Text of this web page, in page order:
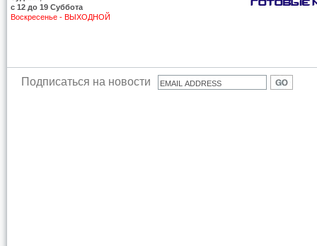
с 12 до 19 Суббота
Воскресенье - ВЫХОДНОЙ
Подписаться на новости